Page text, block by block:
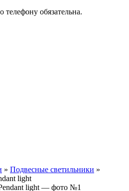
телефону обязательна.
» Подвесные светильники »
light